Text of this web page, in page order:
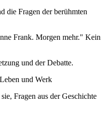
die Fragen der berühmten
Frank. Morgen mehr." Kein
und der Debatte.
und Werk
Fragen aus der Geschichte